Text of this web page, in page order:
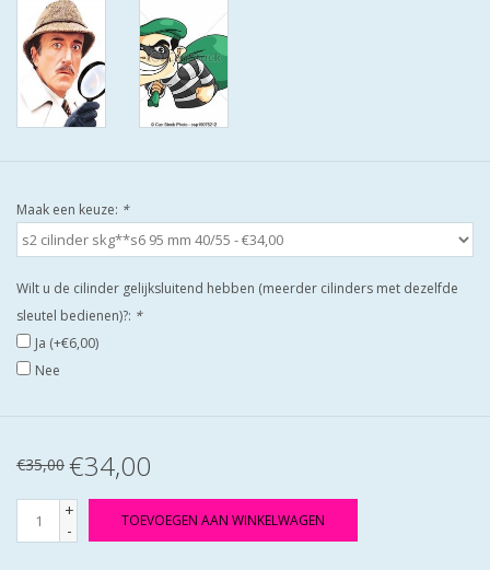
BOLD ELECTRONISCHE
CILINDERS OPEN JE SLOT MET
TELEFOON OF CLICKER WIFI
AFSTAND.
DEURSCHILDEN VOOR
BUITEN
waakborden
Maak een keuze: *
Wilt u de cilinder gelijksluitend hebben (meerder cilinders met dezelfde
sleutel bedienen)?: *
Ja (+€6,00)
Nee
€35,00 €34,00
+
-
TOEVOEGEN AAN WINKELWAGEN